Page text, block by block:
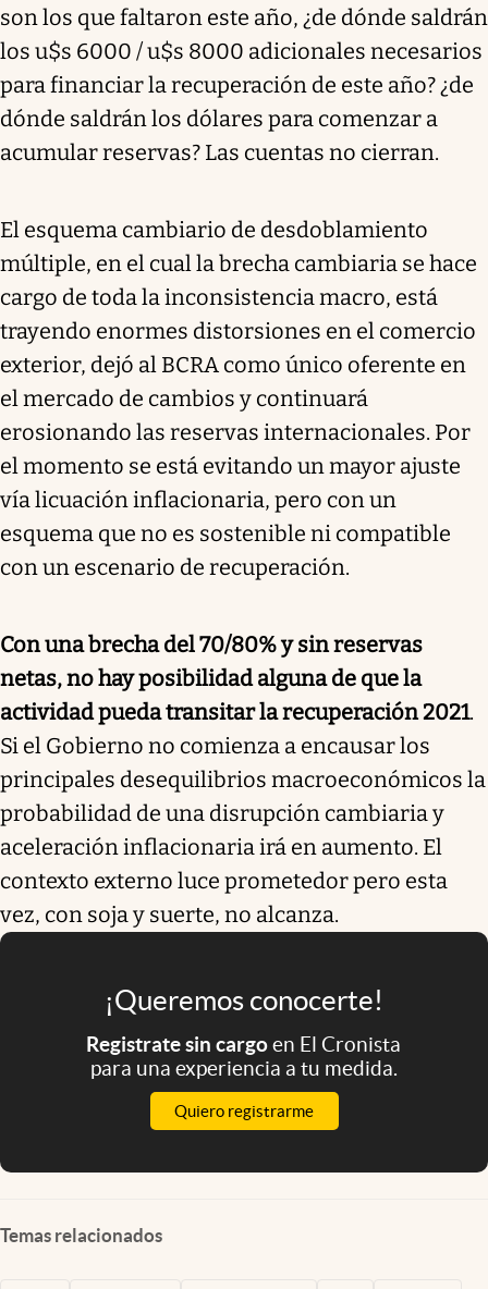
son los que faltaron este año, ¿de dónde saldrán
los u$s 6000 / u$s 8000 adicionales necesarios
para financiar la recuperación de este año? ¿de
dónde saldrán los dólares para comenzar a
acumular reservas? Las cuentas no cierran.
El esquema cambiario de desdoblamiento
múltiple, en el cual la brecha cambiaria se hace
cargo de toda la inconsistencia macro, está
trayendo enormes distorsiones en el comercio
exterior, dejó al BCRA como único oferente en
el mercado de cambios y continuará
erosionando las reservas internacionales. Por
el momento se está evitando un mayor ajuste
vía licuación inflacionaria, pero con un
esquema que no es sostenible ni compatible
con un escenario de recuperación.
Con una brecha del 70/80% y sin reservas
netas, no hay posibilidad alguna de que la
actividad pueda transitar la recuperación 2021.
Si el Gobierno no comienza a encausar los
principales desequilibrios macroeconómicos la
probabilidad de una disrupción cambiaria y
aceleración inflacionaria irá en aumento. El
contexto externo luce prometedor pero esta
vez, con soja y suerte, no alcanza.
¡Queremos conocerte!
Registrate sin cargoen El Cronista
para una experiencia a tu medida.
Quiero registrarme
Temas relacionados